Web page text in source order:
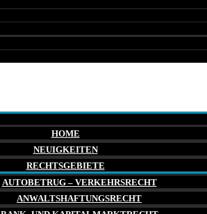
HOME
NEUIGKEITEN
RECHTSGEBIETE
AUTOBETRUG – VERKEHRSRECHT
ANWALTSHAFTUNGSRECHT